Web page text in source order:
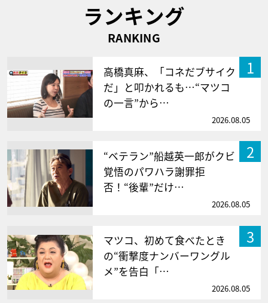
ランキング
RANKING
1
高橋真麻、「コネだブサイク
だ」と叩かれるも…“マツコ
の一言”から…
2026.08.05
2
“ベテラン”船越英一郎がクビ
覚悟のパワハラ謝罪拒
否！“後輩”だけ…
2026.08.05
3
マツコ、初めて食べたとき
の“衝撃度ナンバーワングル
メ”を告白「…
2026.08.05